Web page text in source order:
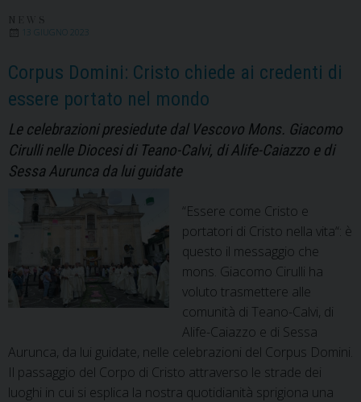
giustizia
sociale”
l’appello
del
Vescovo
13 GIUGNO 2023
Corpus Domini: Cristo chiede ai credenti di
essere portato nel mondo
Le celebrazioni presiedute dal Vescovo Mons. Giacomo
Cirulli nelle Diocesi di Teano-Calvi, di Alife-Caiazzo e di
Sessa Aurunca da lui guidate
“Essere come Cristo e
portatori di Cristo nella vita“: è
questo il messaggio che
mons. Giacomo Cirulli ha
voluto trasmettere alle
comunità di Teano-Calvi, di
Alife-Caiazzo e di Sessa
Aurunca, da lui guidate, nelle celebrazioni del Corpus Domini.
Il passaggio del Corpo di Cristo attraverso le strade dei
luoghi in cui si esplica la nostra quotidianità sprigiona una